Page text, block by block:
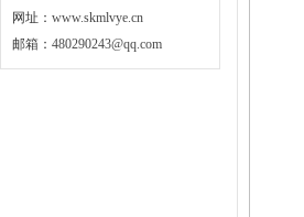
网址： www.skmlvye.cn
邮箱： 480290243@qq.com